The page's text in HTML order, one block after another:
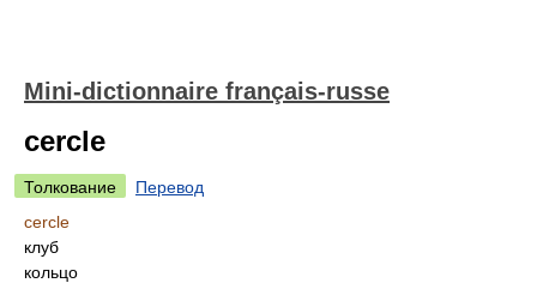
Mini-dictionnaire français-russe
cercle
Толкование
Перевод
cercle
клуб
кольцо